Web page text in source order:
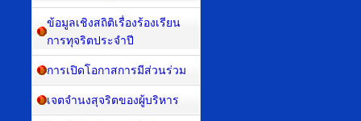
ข้อมูลเชิงสถิติเรื่องร้องเรียน
การทุจริตประจำปี
การเปิดโอกาสการมีส่วนร่วม
เจตจำนงสุจริตของผู้บริหาร